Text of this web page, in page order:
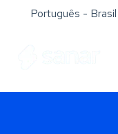
Português - Brasil